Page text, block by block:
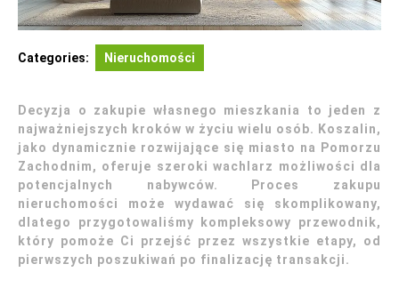
Categories: Nieruchomości
Decyzja o zakupie własnego mieszkania to jeden z
najważniejszych kroków w życiu wielu osób. Koszalin,
jako dynamicznie rozwijające się miasto na Pomorzu
Zachodnim, oferuje szeroki wachlarz możliwości dla
potencjalnych nabywców. Proces zakupu
nieruchomości może wydawać się skomplikowany,
dlatego przygotowaliśmy kompleksowy przewodnik,
który pomoże Ci przejść przez wszystkie etapy, od
pierwszych poszukiwań po finalizację transakcji.